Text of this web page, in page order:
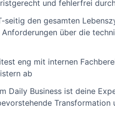
und fehlerfrei
den gesamten
über die
eng mit internen
ab
Daily Business ist deine
Transformation